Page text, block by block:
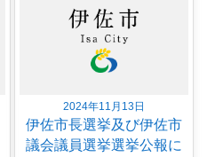
2024年11月13日
伊佐市長選挙及び伊佐市
議会議員選挙選挙公報に